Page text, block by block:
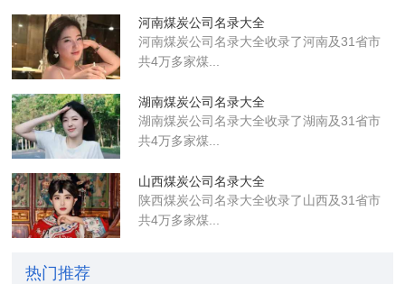
河南煤炭公司名录大全
河南煤炭公司名录大全收录了河南及31省市
共4万多家煤...
湖南煤炭公司名录大全
湖南煤炭公司名录大全收录了湖南及31省市
共4万多家煤...
山西煤炭公司名录大全
陕西煤炭公司名录大全收录了山西及31省市
共4万多家煤...
热门推荐